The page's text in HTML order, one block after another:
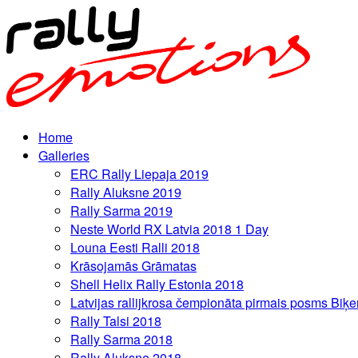
Home
Galleries
ERC Rally Liepaja 2019
Rally Aluksne 2019
Rally Sarma 2019
Neste World RX Latvia 2018 1 Day
Louna Eesti Ralli 2018
Krāsojamās Grāmatas
Shell Helix Rally Estonia 2018
Latvijas rallijkrosa čempionāta pirmais posms
Rally Talsi 2018
Rally Sarma 2018